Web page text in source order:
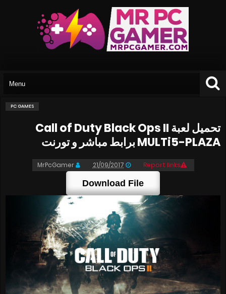
PC GAMES
تحميل لعبة Call of Duty Black Ops II
MULTi5-PLAZA برابط مباشر و تورنت
MrPcGamer 21/09/2017 Report links
Download File